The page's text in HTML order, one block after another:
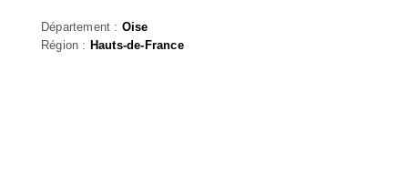
Département : Oise
Région : Hauts-de-France